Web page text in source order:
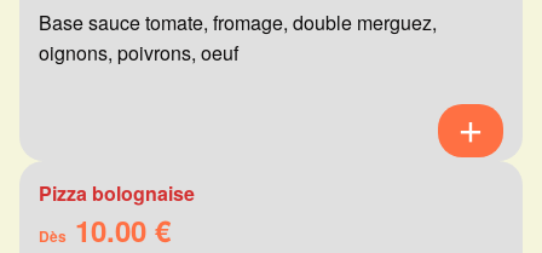
Base sauce tomate, fromage, double merguez,
oignons, poivrons, oeuf
Pizza bolognaise
Dès 10.00 €